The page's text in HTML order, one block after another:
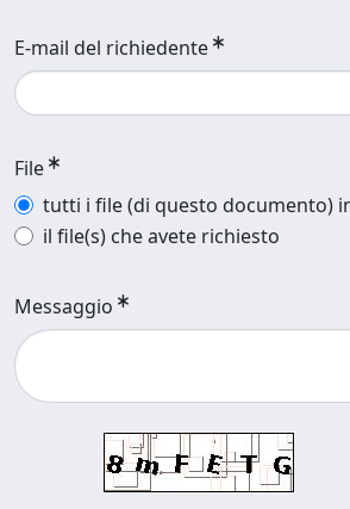
E-mail del richiedente
File
tutti i file (di questo documento)
il file(s) che avete richiesto
Messaggio